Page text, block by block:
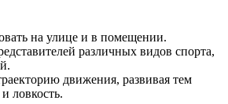
на улице и в помещении.
различных видов спорта,
движения, развивая тем
ловкость.